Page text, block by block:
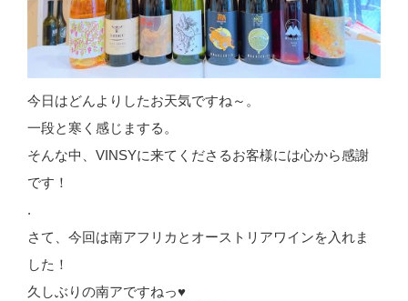
今日はどんよりしたお天気ですね～。
一段と寒く感じまする。
そんな中、VINSYに来てくださるお客様には心から感謝
です！
.
さて、今回は南アフリカとオーストリアワインを入れま
した！
久しぶりの南アですねっ♥